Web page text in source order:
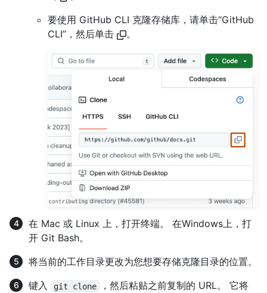
要使用 GitHub CLI 克隆存储库，请单击“GitHub
CLI”，然后单击
。
在 Mac 或 Linux 上，打开终端。 在Windows上，打
开 Git Bash。
将当前的工作目录更改为您想要存储克隆目录的位置。
键入
git clone
，然后粘贴之前复制的 URL。 它将